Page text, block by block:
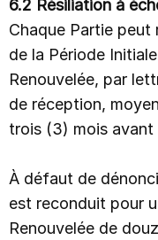
6.2 Résiliation à
Chaque Partie peut
de la Période
Renouvelée, par
de réception,
trois (3) mois avant
À défaut de
est reconduit pour
Renouvelée de